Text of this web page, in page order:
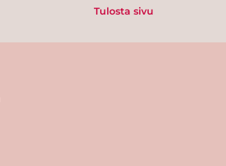
Tulosta sivu